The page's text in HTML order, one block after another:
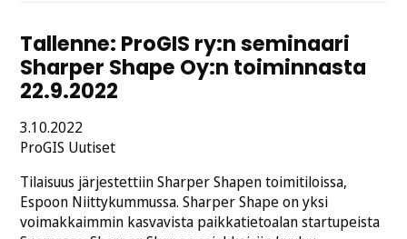
Tallenne: ProGIS ry:n seminaari
Sharper Shape Oy:n toiminnasta
22.9.2022
Julkaistu
3.10.2022
Kategoriat:
ProGIS Uutiset
Tilaisuus järjestettiin Sharper Shapen toimitiloissa,
Espoon Niittykummussa. Sharper Shape on yksi
voimakkaimmin kasvavista paikkatietoalan startupeista